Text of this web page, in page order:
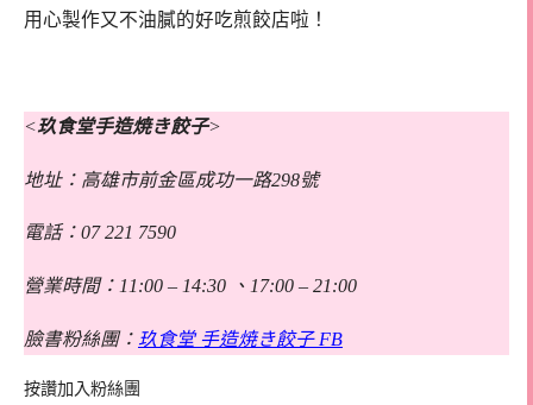
用心製作又不油膩的好吃煎餃店啦！
<玖食堂手造焼き餃子>
地址：高雄市前金區成功一路298號
電話：07 221 7590
營業時間：11:00 – 14:30 、17:00 – 21:00
臉書粉絲團： 玖食堂 手造焼き餃子 FB
按讚加入粉絲團